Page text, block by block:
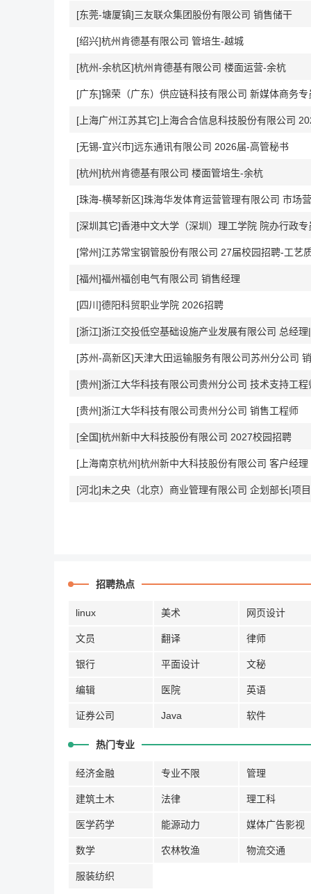
[东莞-塘厦镇]三友联众集团股份有限公司 销售储干
[绍兴]杭州肯德基有限公司 管培生-越城
[杭州-余杭区]杭州肯德基有限公司 楼面运营-余杭
[广东]锦荣（广东）供应链科技有限公司 新媒体商务专
[上海广州江苏其它]上海合合信息科技股份有限公司
[无锡-宜兴市]远东通讯有限公司 2026届-高管秘书
[杭州]杭州肯德基有限公司 楼面管培生-余杭
[珠海-横琴新区]珠海华发体育运营管理有限公司 市场
[深圳其它]香港中文大学（深圳）理工学院 院办行政专
[常州]江苏常宝钢管股份有限公司 27届校园招聘-工艺
[福州]福州福创电气有限公司 销售经理
[四川]德阳科贸职业学院 2026招聘
[浙江]浙江交投低空基础设施产业发展有限公司 总经
[苏州-高新区]天津大田运输服务有限公司苏州分公司
[贵州]浙江大华科技有限公司贵州分公司 技术支持工程
[贵州]浙江大华科技有限公司贵州分公司 销售工程师
[全国]杭州新中大科技股份有限公司 2027校园招聘
[上海南京杭州]杭州新中大科技股份有限公司 客户经理
[河北]未之央（北京）商业管理有限公司 企划部长|项
招聘热点
linux 美术 网页设计
文员 翻译 律师
银行 平面设计 文秘
编辑 医院 英语
证券公司 Java 软件
热门专业
经济金融 专业不限 管理
建筑土木 法律 理工科
医学药学 能源动力 媒体广告影视
数学 农林牧渔 物流交通
服装纺织